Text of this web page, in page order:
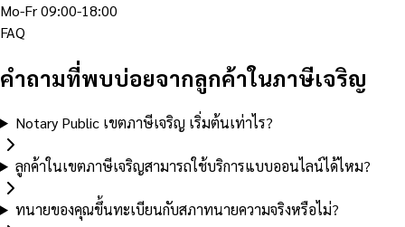
Mo-Fr 09:00-18:00
FAQ
คำถามที่พบบ่อยจากลูกค้าในภาษีเจริญ
Notary Public เขตภาษีเจริญ เริ่มต้นเท่าไร?
ลูกค้าในเขตภาษีเจริญสามารถใช้บริการแบบออนไลน์ได้ไหม?
ทนายของคุณขึ้นทะเบียนกับสภาทนายความจริงหรือไม่?